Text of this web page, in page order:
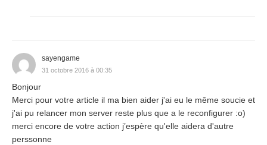
sayengame
31 octobre 2016 à 00:35
Bonjour
Merci pour votre article il ma bien aider j'ai eu le même soucie et
j'ai pu relancer mon server reste plus que a le reconfigurer :o)
merci encore de votre action j’espère qu'elle aidera d'autre
perssonne